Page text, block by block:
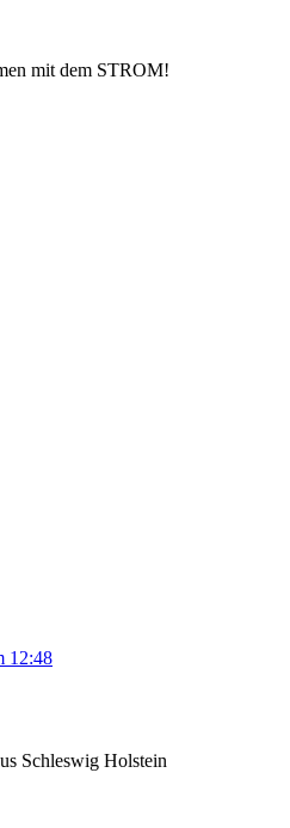
mit dem STROM!
12:48
Schleswig Holstein